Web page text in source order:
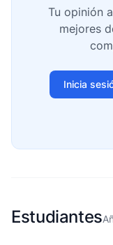
Tu opinión
mejores
Inicia
Estudiantes